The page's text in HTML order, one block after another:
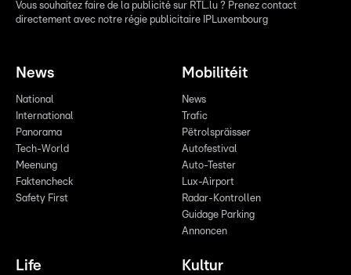
Vous souhaitez faire de la publicité sur RTL.lu ? Prenez contact
directement avec notre régie publicitaire IPLuxembourg
News
National
International
Panorama
Tech-World
Meenung
Faktencheck
Safety First
Mobilitéit
News
Trafic
Pëtrolspräisser
Autofestival
Auto-Tester
Lux-Airport
Radar-Kontrollen
Guidage Parking
Annoncen
Life Kultur